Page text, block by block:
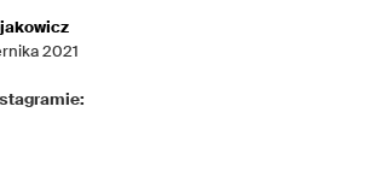
2021